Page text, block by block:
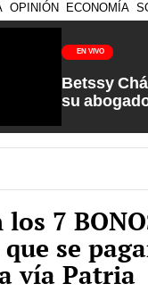
OPINIÓN ECONOMÍA
EN VIVO
Betssy
su
Carlos
7
que se
vía Patria